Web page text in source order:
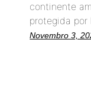
continente
protegida
Novembro 3,